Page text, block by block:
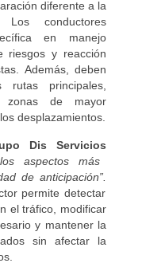
diferente a la
Los conductores
en manejo
riesgos y reacción
Además, deben
principales,
zonas de mayor
desplazamientos.
Dis Servicios
aspectos más
de anticipación”.
permite detectar
el tráfico, modificar
y mantener la
sin afectar la